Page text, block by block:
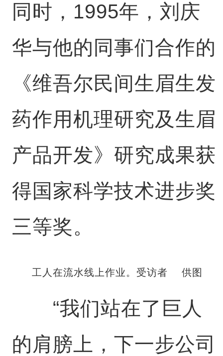
同时，1995年，刘庆
华与他的同事们合作的
《维吾尔民间生眉生发
药作用机理研究及生眉
产品开发》研究成果获
得国家科学技术进步奖
三等奖。
工人在流水线上作业。受访者 供图
“我们站在了巨人
的肩膀上，下一步公司